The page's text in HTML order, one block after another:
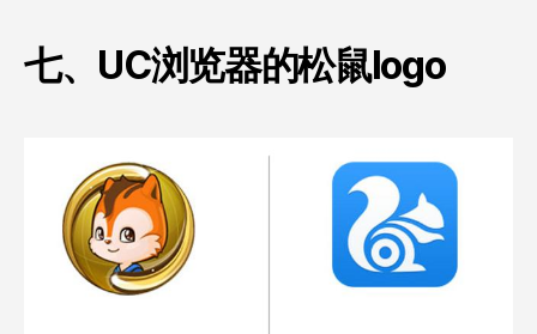
七、UC浏览器的松鼠logo